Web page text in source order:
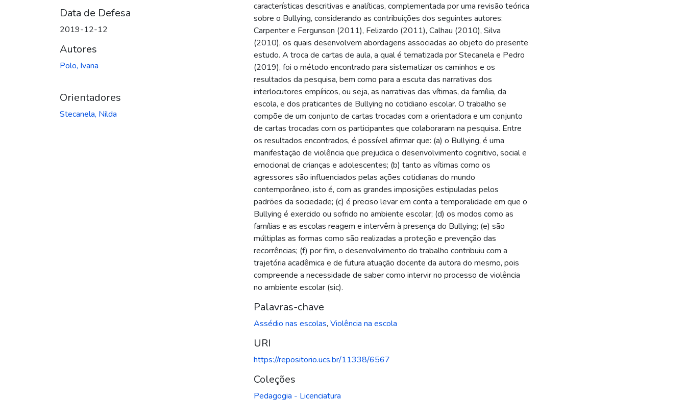
Data de Defesa
2019-12-12
Autores
Polo, Ivana
Orientadores
Stecanela, Nilda
características descritivas e analíticas, complementada por uma revisão teórica
sobre o Bullying, considerando as contribuições dos seguintes autores:
Carpenter e Fergunson (2011), Felizardo (2011), Calhau (2010), Silva
(2010), os quais desenvolvem abordagens associadas ao objeto do presente
estudo. A troca de cartas de aula, a qual é tematizada por Stecanela e Pedro
(2019), foi o método encontrado para sistematizar os caminhos e os
resultados da pesquisa, bem como para a escuta das narrativas dos
interlocutores empíricos, ou seja, as narrativas das vítimas, da família, da
escola, e dos praticantes de Bullying no cotidiano escolar. O trabalho se
compõe de um conjunto de cartas trocadas com a orientadora e um conjunto
de cartas trocadas com os participantes que colaboraram na pesquisa. Entre
os resultados encontrados, é possível afirmar que: (a) o Bullying, é uma
manifestação de violência que prejudica o desenvolvimento cognitivo, social e
emocional de crianças e adolescentes; (b) tanto as vítimas como os
agressores são influenciados pelas ações cotidianas do mundo
contemporâneo, isto é, com as grandes imposições estipuladas pelos
padrões da sociedade; (c) é preciso levar em conta a temporalidade em que o
Bullying é exercido ou sofrido no ambiente escolar; (d) os modos como as
famílias e as escolas reagem e intervêm à presença do Bullying; (e) são
múltiplas as formas como são realizadas a proteção e prevenção das
recorrências; (f) por fim, o desenvolvimento do trabalho contribuiu com a
trajetória acadêmica e de futura atuação docente da autora do mesmo, pois
compreende a necessidade de saber como intervir no processo de violência
no ambiente escolar (sic).
Palavras-chave
Assédio nas escolas, Violência na escola
URI
https://repositorio.ucs.br/11338/6567
Coleções
Pedagogia - Licenciatura